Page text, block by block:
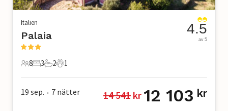
Italien
Palaia
8 Gäster
8
3 Sovrum
3
2 Badrum
2
1 Husdjur
1
4.5
av 5
19 sep. • 7 nätter 14 541 kr 12 103 kr